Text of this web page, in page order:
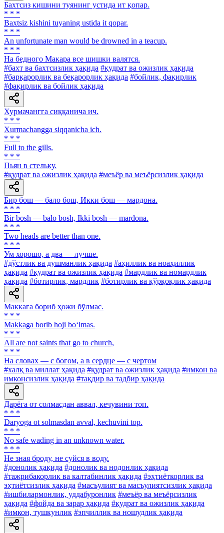
Бахтсиз кишини туянинг устида ит қопар.
* * *
Baxtsiz kishini tuyaning ustida it qopar.
* * *
An unfortunate man would be drowned in a teacup.
* * *
На бедного Макара все шишки валятся.
#бахт ва бахтсизлик ҳақида #қудрат ва ожизлик ҳақида
#барқарорлик ва беқарорлик ҳақида #бойлик, фақирлик
#фақирлик ва бойлик ҳақида
Хурмачангга сиққанича ич.
* * *
Xurmachangga siqqanicha ich.
* * *
Full to the gills.
* * *
Пьян в стельку.
#қудрат ва ожизлик ҳақида #меъёр ва меъёрсизлик ҳақида
Бир бош — бало бош, Икки бош — мардона.
* * *
Bir bosh — balo bosh, Ikki bosh — mardona.
* * *
Two heads are better than one.
* * *
Ум хорошо, а два — лучше.
#дўстлик ва душманлик ҳақида #аҳиллик ва ноаҳиллик
ҳақида #қудрат ва ожизлик ҳақида #мардлик ва номардлик
ҳақида #ботирлик, мардлик #ботирлик ва қўрқоқлик ҳақида
Маккага бориб ҳожи бўлмас.
* * *
Makkaga borib hoji bo‘lmas.
* * *
All are not saints that go to church,
* * *
На словах — с богом, а в сердце — с чертом
#халқ ва миллат ҳақида #қудрат ва ожизлик ҳақида #имкон ва
имконсизлик ҳақида #тақдир ва тадбир ҳақида
Дарёга от солмасдан аввал, кечувини топ.
* * *
Daryoga ot solmasdan avval, kechuvini top.
* * *
No safe wading in an unknown water.
* * *
He зная броду, не суйся в воду.
#донолик ҳақида #донолик ва нодонлик ҳақида
#тажрибакорлик ва калтабинлик ҳақида #эҳтиёткорлик ва
эҳтиётсизлик ҳақида #масъулият ва масъулиятсизлик ҳақида
#ишбилармонлик, уддабуронлик #меъёр ва меъёрсизлик
ҳақида #фойда ва зарар ҳақида #қудрат ва ожизлик ҳақида
#имкон, тушкунлик #эпчиллик ва ношудлик ҳақида